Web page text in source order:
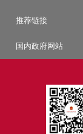
推荐链接
国内政府网站